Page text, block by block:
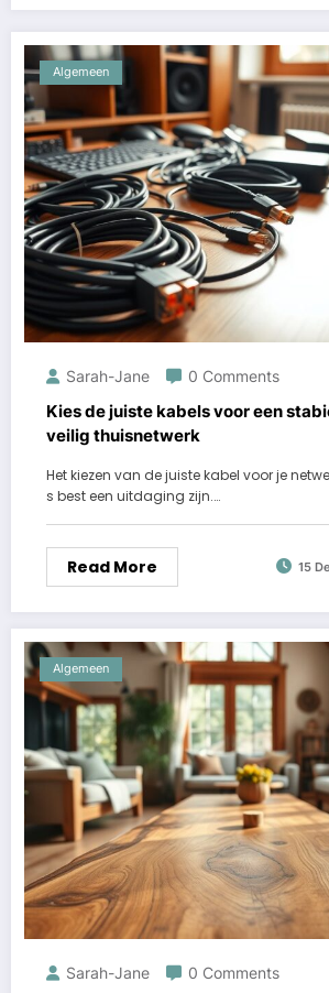
Algemeen
Sarah-Jane 0 Comments
Kies de juiste kabels voor een
veilig thuisnetwerk
Het kiezen van de juiste kabel voor je
s best een uitdaging zijn.…
Read More 15
Algemeen
Sarah-Jane 0 Comments